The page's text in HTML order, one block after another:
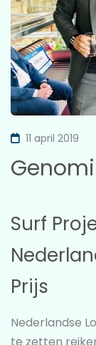
11 april 2019
Surf
Prijs
Nederlandse
te zetten